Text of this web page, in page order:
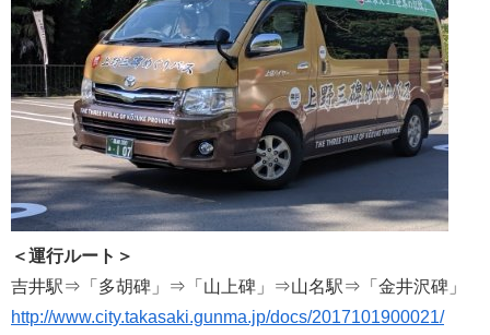
＜運行ルート＞
吉井駅⇒「多胡碑」⇒「山上碑」⇒山名駅⇒「金井沢碑」
http://www.city.takasaki.gunma.jp/docs/2017101900021/